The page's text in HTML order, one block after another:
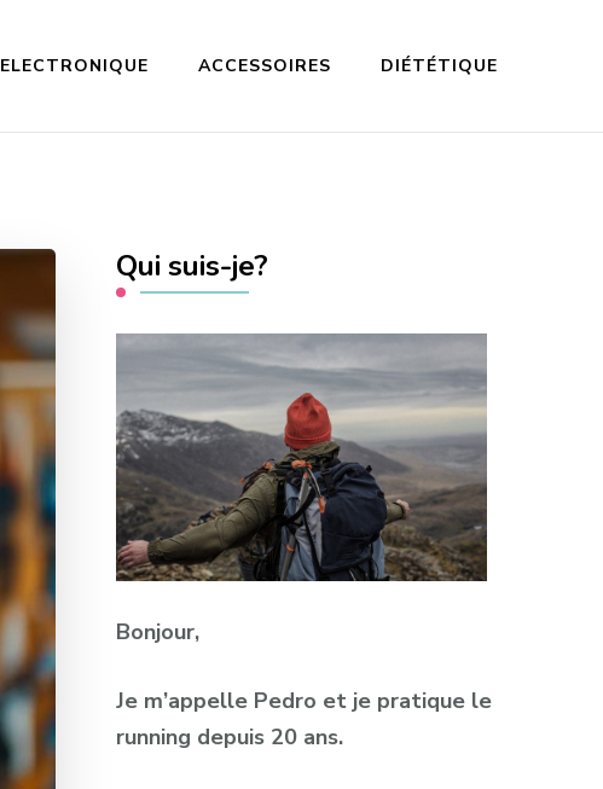
ELECTRONIQUE ACCESSOIRES DIÉTÉTIQUE
Qui suis-je?
Bonjour,
Je m’appelle Pedro et je pratique le
running depuis 20 ans.